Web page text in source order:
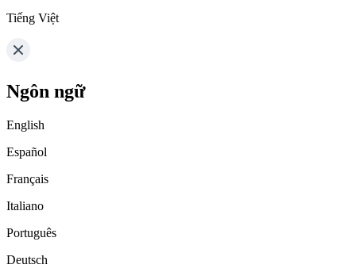
Tiếng Việt
Ngôn ngữ
English
Español
Français
Italiano
Português
Deutsch